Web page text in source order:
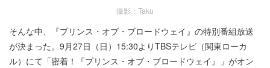
撮影：Taku
そんな中、『プリンス・オブ・ブロードウェイ』の特別番組放送
が決まった。9月27日（日）15:30よりTBSテレビ（関東ローカ
ル）にて「密着！『プリンス・オブ・ブロードウェイ』」がオン